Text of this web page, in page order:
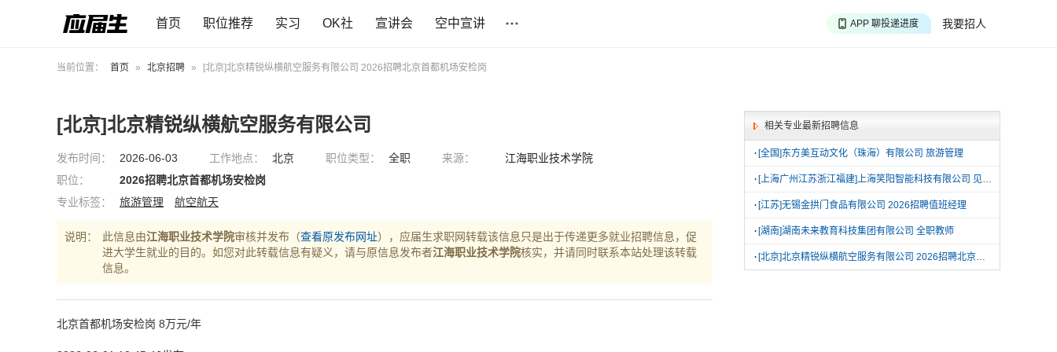
首页 职位推荐 实习 OK社 宣讲会 空中宣讲 我要招人
APP 聊投递进度
当前位置： 首页 » 北京招聘 » [北京]北京精锐纵横航空服务有限公司 2026招聘北京首都机场安检岗
[北京]北京精锐纵横航空服务有限公司
发布时间： 2026-06-03 工作地点： 北京 职位类型： 全职 来源：
江海职业技术学院
职位：
2026招聘北京首都机场安检岗
专业标签：
旅游管理 航空航天
说明： 此信息由江海职业技术学院审核并发布（查看原发布网址），应届生求职网转载该信息只是出于传递更多就业招聘信息，促
进大学生就业的目的。如您对此转载信息有疑义，请与原信息发布者江海职业技术学院核实，并请同时联系本站处理该转载
信息。
北京首都机场安检岗 8万元/年
相关专业最新招聘信息
· [全国]东方美互动文化（珠海）有限公司 旅游管理
· [上海广州江苏浙江福建]上海笑阳智能科技有限公司 见习店长
· [江苏]无锡金拱门食品有限公司 2026招聘值班经理
· [湖南]湖南未来教育科技集团有限公司 全职教师
· [北京]北京精锐纵横航空服务有限公司 2026招聘北京大兴机场地面服务岗